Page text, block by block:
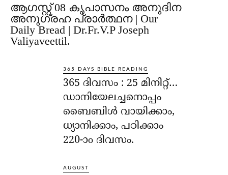
ആഗസ്റ്റ് 08 കൃപാസനം അനുദിന
അനുഗ്രഹ പ്രാർത്ഥന | Our
Daily Bread | Dr.Fr.V.P Joseph
Valiyaveettil.
365 DAYS BIBLE READING
365 ദിവസം : 25 മിനിറ്റ്…
ഡാനിയേലച്ചനൊപ്പം
ബൈബിൾ വായിക്കാം,
ധ്യാനിക്കാം, പഠിക്കാം
220-ാo ദിവസം.
AUGUST